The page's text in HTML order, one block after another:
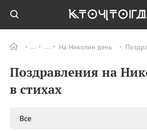
На Николин день
Поздравления на
в стихах
Все
06.08